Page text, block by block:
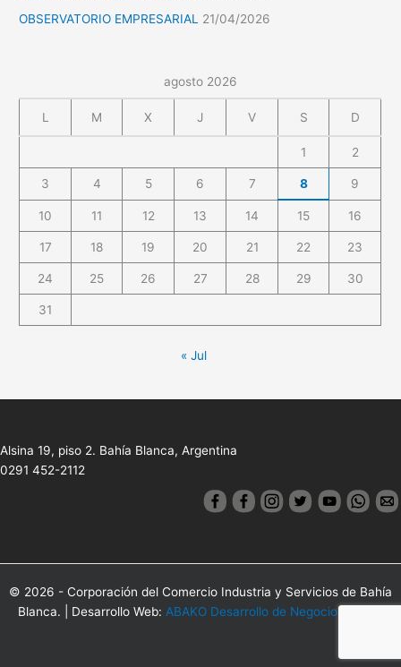
OBSERVATORIO EMPRESARIAL
21/04/2026
agosto 2026
L M X J V S D
1 2
3 4 5 6 7 8 9
10 11 12 13 14 15 16
17 18 19 20 21 22 23
24 25 26 27 28 29 30
31
« Jul
Alsina 19, piso 2. Bahía Blanca, Argentina
0291 452-2112
© 2026 - Corporación del Comercio Industria y Servicios de Bahía
Blanca. | Desarrollo Web: ABAKO Desarrollo de Negocios Online